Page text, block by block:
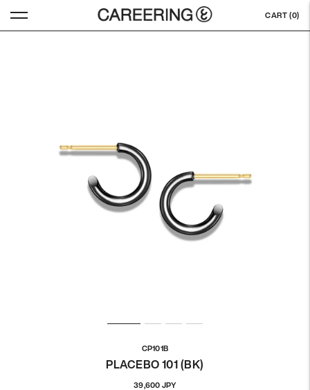
CART (0)
CP101B
PLACEBO 101 (BK)
39,600 JPY通